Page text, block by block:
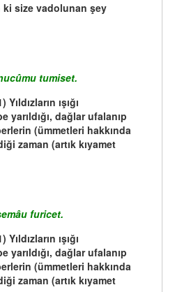
ki size vadolunan şey
tumiset.
ışığı
dağlar ufalanıp
(ümmetleri hakkında
zaman (artık kıyamet
furicet.
ışığı
dağlar ufalanıp
(ümmetleri hakkında
zaman (artık kıyamet